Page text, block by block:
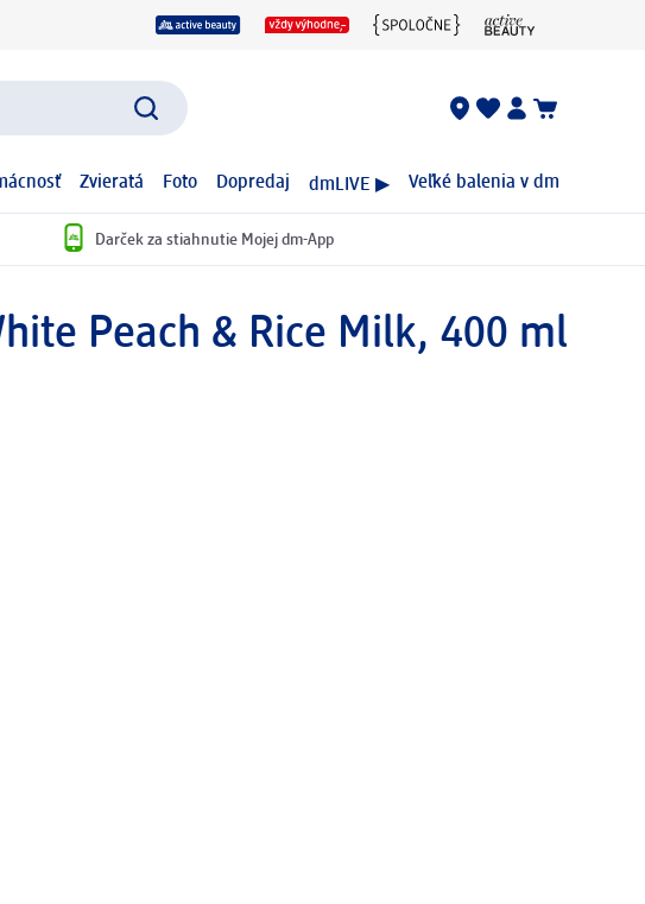
Zvieratá Foto Dopredaj dmLIVE ▶ Veľké balenia v dm
Darček za stiahnutie Mojej dm-App
Peach & Rice Milk, 400 ml